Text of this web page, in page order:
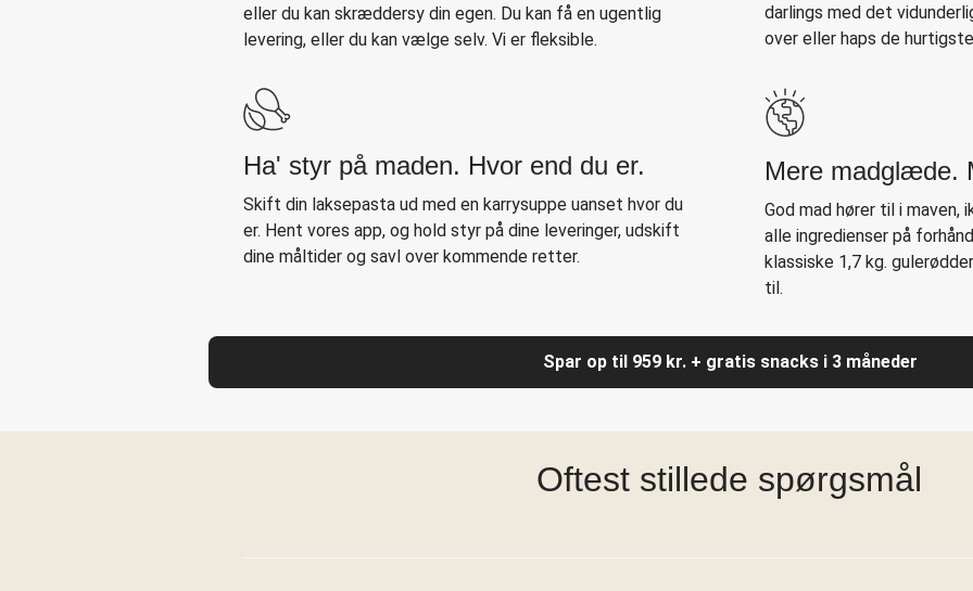
eller du kan skræddersy din egen. Du kan få en ugentlig
levering, eller du kan vælge selv. Vi er fleksible.
darlings med det
over eller haps de
Ha' styr på maden. Hvor end du er.
Skift din laksepasta ud med en karrysuppe uanset hvor du
er. Hent vores app, og hold styr på dine leveringer, udskift
dine måltider og savl over kommende retter.
Mere madglæde.
God mad hører til i maven,
alle ingredienser på
klassiske 1,7 kg.
til.
Spar op til 959 kr. + gratis snacks i 3 måneder
Oftest stillede spørgsmål